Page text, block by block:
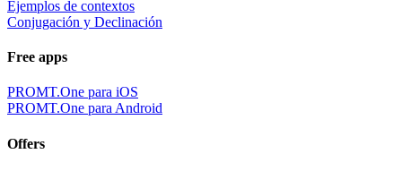
Ejemplos de contextos
Conjugación y Declinación
Free apps
PROMT.One para iOS
PROMT.One para Android
Offers